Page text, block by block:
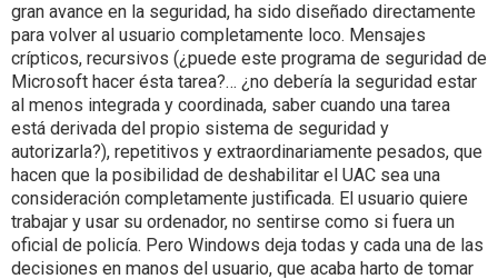
gran avance en la seguridad, ha sido diseñado directamente
para volver al usuario completamente loco. Mensajes
crípticos, recursivos (¿puede este programa de seguridad de
Microsoft hacer ésta tarea?… ¿no debería la seguridad estar
al menos integrada y coordinada, saber cuando una tarea
está derivada del propio sistema de seguridad y
autorizarla?), repetitivos y extraordinariamente pesados, que
hacen que la posibilidad de deshabilitar el UAC sea una
consideración completamente justificada. El usuario quiere
trabajar y usar su ordenador, no sentirse como si fuera un
oficial de policía. Pero Windows deja todas y cada una de las
decisiones en manos del usuario, que acaba harto de tomar